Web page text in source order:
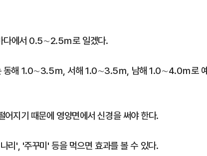
다에서 0.5∼2.5ｍ로 일겠다.
동해 1.0∼3.5ｍ, 서해 1.0∼3.5ｍ, 남해 1.0∼4.0ｍ로
지기 때문에 영양면에서 신경을 써야 한다.
리', '주꾸미' 등을 먹으면 효과를 볼 수 있다.